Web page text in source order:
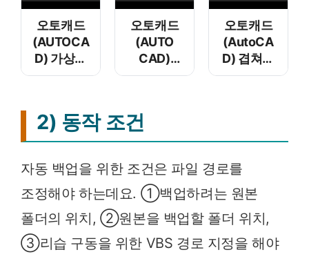
오토캐드
(AUTOCA
D) 가상의
점
추적
오토캐드
(AUTO
CAD)
문자
오토캐드
(AutoCA
D) 겹쳐진
선이나
2) 동작 조건
자동 백업을 위한 조건은 파일 경로를
조정해야 하는데요. ①백업하려는 원본
폴더의 위치, ②원본을 백업할 폴더 위치,
③리습 구동을 위한 VBS 경로 지정을 해야